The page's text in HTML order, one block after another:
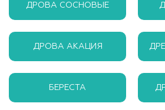
ДРОВА СОСНОВЫЕ
ДРОВА АКАЦИЯ
БЕРЕСТА